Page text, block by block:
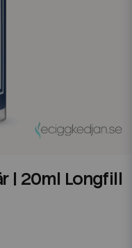
| 20ml Longfill